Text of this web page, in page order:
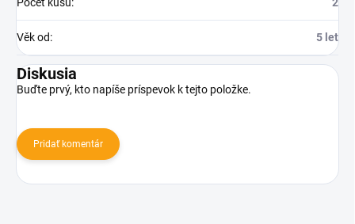
Počet kusů: 2
Věk od: 5 let
Diskusia
Buďte prvý, kto napíše príspevok k tejto položke.
Pridať komentár